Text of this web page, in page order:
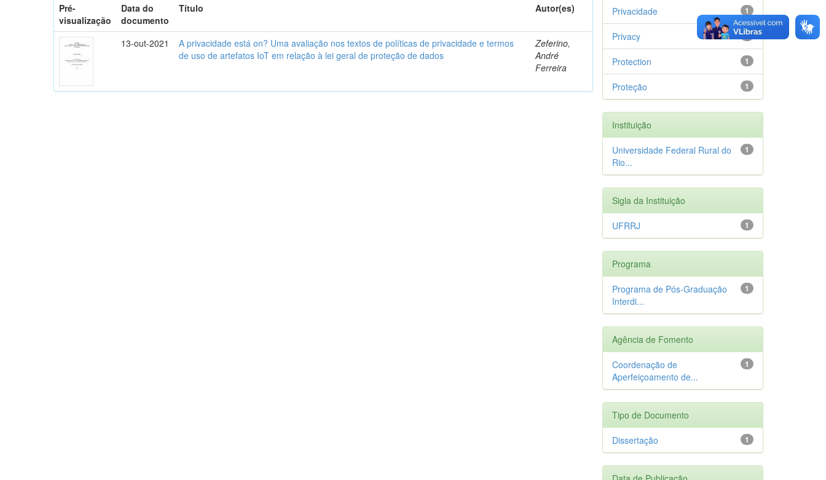
Pré-
visualização
Data do
documento
Título Autor(es)
13-out-2021
A privacidade está on? Uma avaliação nos textos de políticas de privacidade e termos
de uso de artefatos IoT em relação à lei geral de proteção de dados
Zeferino,
André
Ferreira
1
Privacidade
1
Privacy
1
Protection
1
Proteção
Instituição
1
Universidade Federal Rural do
Rio...
Sigla da Instituição
1
UFRRJ
Programa
1
Programa de Pós-Graduação
Interdi...
Agência de Fomento
1
Coordenação de
Aperfeiçoamento de...
Tipo de Documento
1
Dissertação